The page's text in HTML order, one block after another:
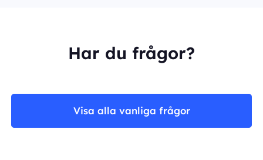
Har du frågor?
Visa alla vanliga frågor